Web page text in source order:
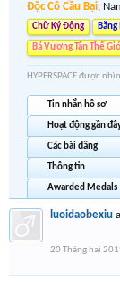
Độc Cô Cầu Bại,
Chữ Ký Động Băng
Bá Vương Tân Thế
HYPERSPACE được
Tin nhắn hồ sơ
Hoạt động gần
Các bài đăng
Thông tin
Awarded Medals
luoidaobexiu
20 Tháng hai